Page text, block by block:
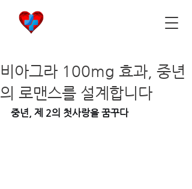
비아그라 100mg 효과, 중년
의 로맨스를 설계합니다
중년, 제 2의 첫사랑을 꿈꾸다